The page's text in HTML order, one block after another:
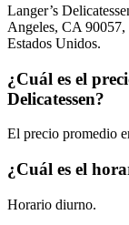
Langer’s
Angeles, CA
Estados Unidos.
¿Cuál es el
Delicatessen?
El precio promedio
¿Cuál es el
Horario diurno.